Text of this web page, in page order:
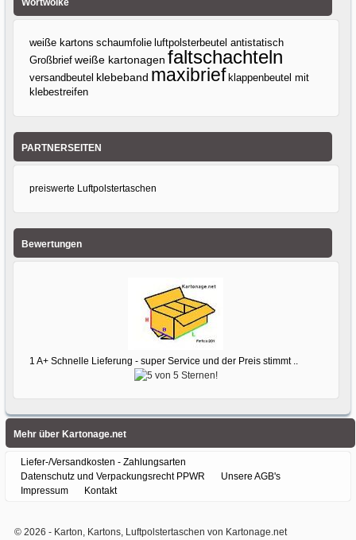
weiße kartons schaumfolie luftpolsterbeutel antistatisch
Großbrief weiße kartonagen faltschachteln
versandbeutel klebeband maxibrief klappenbeutel mit
klebestreifen
PARTNERSEITEN
preiswerte Luftpolstertaschen
Bewertungen
1 A+ Schnelle Lieferung - super Service und der Preis stimmt ..
Mehr über Kartonage.net
Liefer-/Versandkosten - Zahlungsarten
Datenschutz und Verpackungsrecht PPWR
Unsere AGB's
Impressum
Kontakt
© 2026 - Karton, Kartons, Luftpolstertaschen von Kartonage.net